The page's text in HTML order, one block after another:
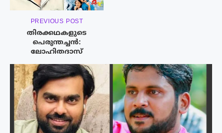
PREVIOUS POST
തിരക്കഥകളുടെ
പെരുന്തച്ചൻ:
ലോഹിതദാസ്